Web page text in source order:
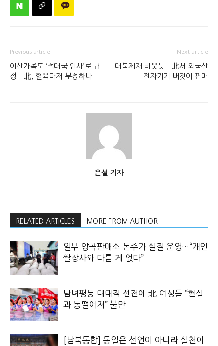
Previous article
이산가족도 ‘적대국 인사’로 규
정…北, 혈육마저 부정하나
Next article
대북제재 비웃듯…北서 외국산
전자기기 버젓이 판매
은설 기자
RELATED ARTICLES MORE FROM AUTHOR
일부 양곡판매소 돈주가 실질 운영…“개인
쌀장사와 다를 게 없다”
남녀평등 대대적 선전에 北 여성들 “현실
과 동떨어져” 불만
[남북통합] 통일은 선언이 아니라 실천이